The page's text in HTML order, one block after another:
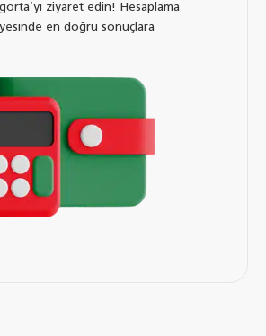
ziyaret edin! Hesaplama
en doğru sonuçlara